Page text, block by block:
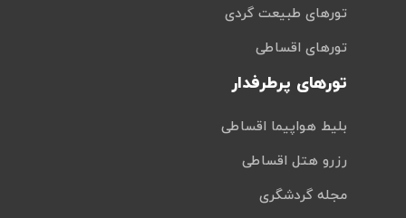
تورهای طبیعت گردی
تورهای اقساطی
تورهای پرطرفدار
بلیط هواپیما اقساطی
رزرو هتل اقساطی
مجله گردشگری